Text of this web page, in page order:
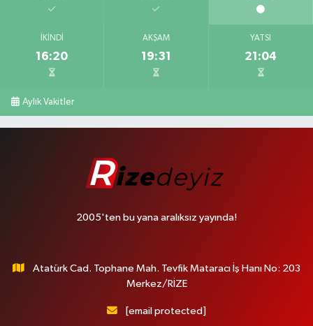
İKINDI
16:20
AKŞAM
19:31
YATSI
21:04
Aylık Vakitler
2005'ten bu yana aralıksız yayında!
Atatürk Cad. Tophane Mah. Tevfik Mataracı İş Hanı No: 203
Merkez/RİZE
[email protected]